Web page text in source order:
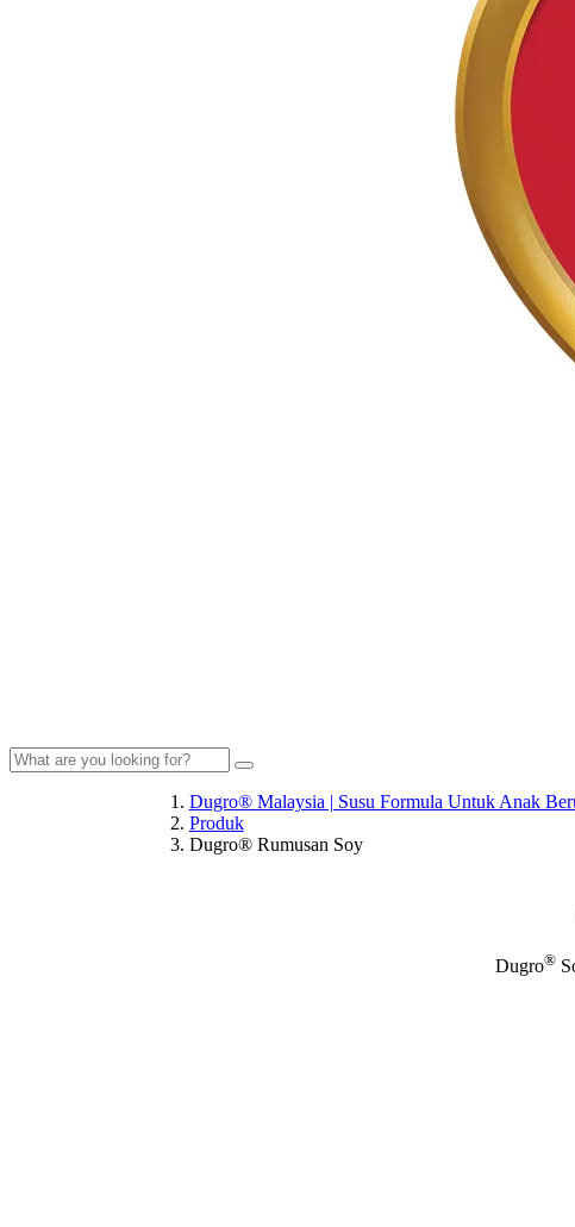
Dugro® Malaysia | Susu Formula Untuk Anak
Produk
Dugro® Rumusan Soy
Dugro®